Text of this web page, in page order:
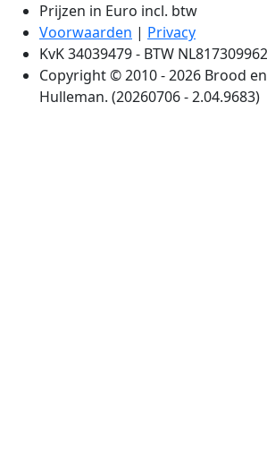
Prijzen in Euro incl. btw
Voorwaarden | Privacy
KvK 34039479 - BTW
Copyright © 2010 - 2026 Brood
Hulleman. (20260706 - 2.04.9683)